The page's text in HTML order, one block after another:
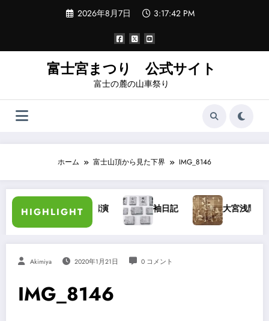
ツ
2026年8月7日 3:17:42 PM
富士宮まつり 公式サイト
富士の麓の山車祭り
ホーム 富士山頂から見た下界 IMG_8146
HIGHLIGHT
加藤長三郎氏講演 袖日記 大宮浅間秋祭り・大
Akimiya 2020年1月21日 0 コメント
IMG_8146